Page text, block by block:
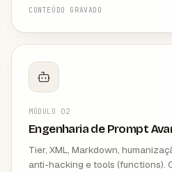
CONTEÚDO GRAVADO
MÓDULO 02
Engenharia de Prompt
Tier, XML, Markdown,
anti-hacking e tools (functions).